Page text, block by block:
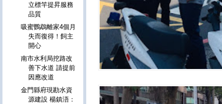
立標竿提昇服務
品質
吸蜜鸚鵡離家4個月
失而復得！飼主
開心
南市水利局挖路改
善下水道 請提前
因應改道
金門縣府現勘水資
源建設 楊鎮浯：